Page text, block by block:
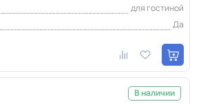
для гостиной
Да
В наличии